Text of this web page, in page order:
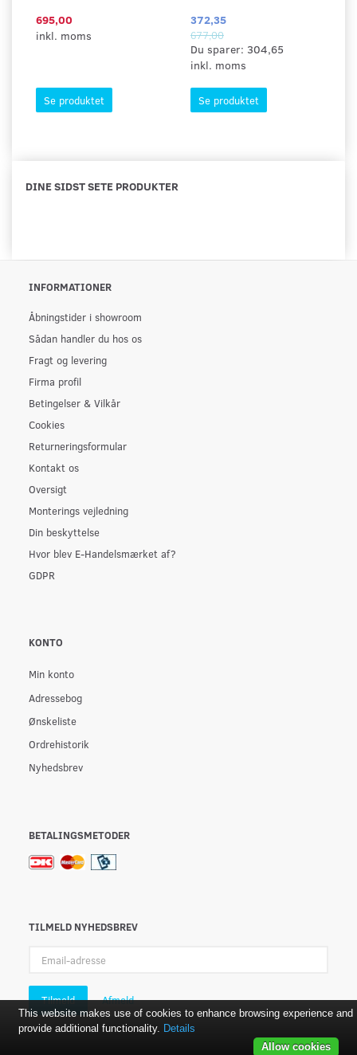
695,00
inkl. moms
Se produktet
372,35
677,00
Du sparer: 304,65
inkl. moms
Se produktet
DINE SIDST SETE PRODUKTER
INFORMATIONER
Åbningstider i showroom
Sådan handler du hos os
Fragt og levering
Firma profil
Betingelser & Vilkår
Cookies
Returneringsformular
Kontakt os
Oversigt
Monterings vejledning
Din beskyttelse
Hvor blev E-Handelsmærket af?
GDPR
KONTO
Min konto
Adressebog
Ønskeliste
Ordrehistorik
Nyhedsbrev
BETALINGSMETODER
TILMELD NYHEDSBREV
adresse
Tilmeld Afmeld
This website makes use of cookies to enhance browsing experience and
provide additional functionality. Details
Allow cookies